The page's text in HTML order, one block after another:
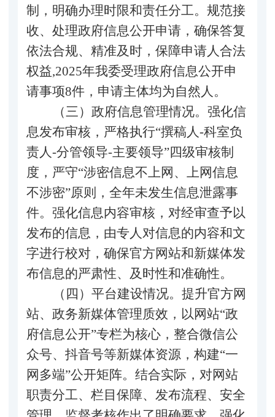
制，明确办理时限和责任分工。规范接
收、处理政府信息公开申请，确保答复
依法合规、精准及时，保障申请人合法
权益,2025年我委受理政府信息公开申
请事项8件，申请主体均为自然人 。
（三）政府信息管理情况。强化信
息发布审核，严格执行“撰稿人-科室负
责人-分管领导-主要领导”四级审核制
度，严守“涉密信息不上网、上网信息
不涉密”原则，全年未发生信息泄露事
件。 强化信息内容审核，对经审查予以
发布的信息，由专人对信息的内容和文
字进行校对，确保官方网站和新媒体发
布信息的严肃性、及时性和准确性。
（四）平台建设情况。 提升官方网
站、政务新媒体管理质效，以网站“政
府信息公开”专栏为核心，整合微信公
众号、抖音号等新媒体资源，构建“一
网多端”公开矩阵。结合实际，对网站
职责分工、栏目保障、发布流程、安全